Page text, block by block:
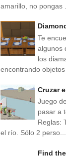
amarillo, no pongas ...
Te
algunos
los
encontrando objetos
Cruzar
Juego
pasar a
Reglas:
el río. Sólo 2 perso...
Find